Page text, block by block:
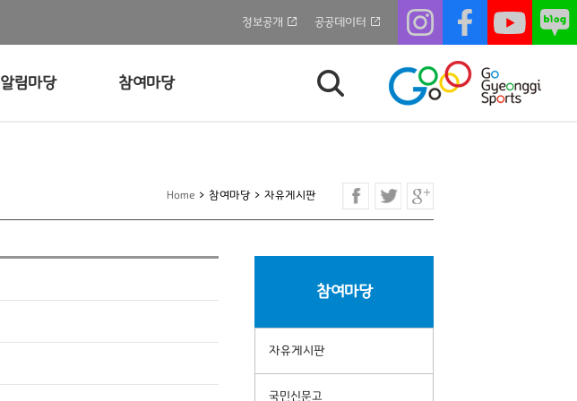
정보공개 공공데이터
알림마당 참여마당
Home > 참여마당 > 자유게시판
참여마당
자유게시판
국민신문고